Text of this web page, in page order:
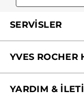
SERVİSLER
YVES
Yves Rocher Vakfı
YARDIM &